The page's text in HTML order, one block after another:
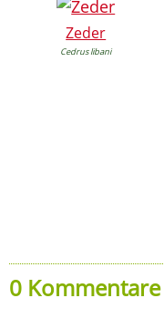
Zeder
Cedrus libani
0